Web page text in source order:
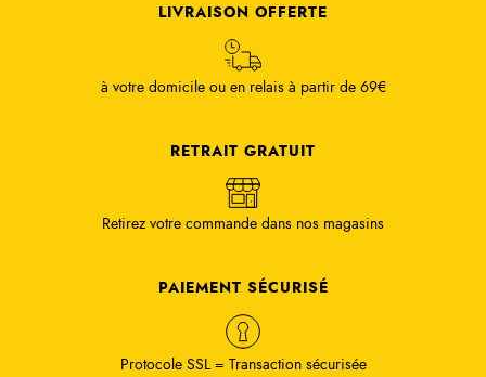
LIVRAISON OFFERTE
à votre domicile ou en relais à partir de 69€
RETRAIT GRATUIT
Retirez votre commande dans nos magasins
PAIEMENT SÉCURISÉ
Protocole SSL = Transaction sécurisée